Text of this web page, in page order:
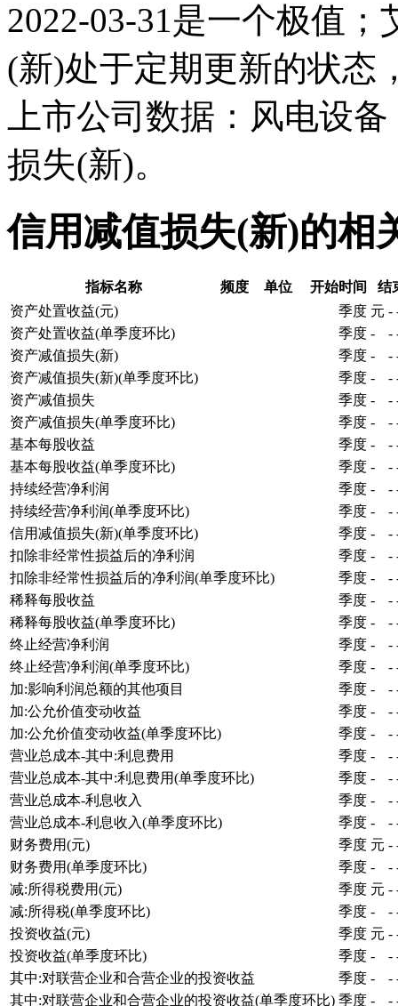
2022-03-31是一个极值
(新)处于定期更新的状态
上市公司数据：风电设
损失(新)。
信用减值损失(新)的相
指标名称 频度 单位 开始时间
结
资产处置收益(元)
季度 元 -
资产处置收益(单季度环比)
季度 - -
资产减值损失(新)
季度 - -
资产减值损失(新)(单季度环比)
季度 - -
资产减值损失
季度 - -
资产减值损失(单季度环比)
季度 - -
基本每股收益
季度 - -
基本每股收益(单季度环比)
季度 - -
持续经营净利润
季度 - -
持续经营净利润(单季度环比)
季度 - -
信用减值损失(新)(单季度环比)
季度 - -
扣除非经常性损益后的净利润
季度 - -
扣除非经常性损益后的净利润(单季度环比)
季度 - -
稀释每股收益
季度 - -
稀释每股收益(单季度环比)
季度 - -
终止经营净利润
季度 - -
终止经营净利润(单季度环比)
季度 - -
加:影响利润总额的其他项目
季度 - -
加:公允价值变动收益
季度 - -
加:公允价值变动收益(单季度环比)
季度 - -
营业总成本-其中:利息费用
季度 - -
营业总成本-其中:利息费用(单季度环比)
季度 - -
营业总成本-利息收入
季度 - -
营业总成本-利息收入(单季度环比)
季度 - -
财务费用(元)
季度 元 -
财务费用(单季度环比)
季度 - -
减:所得税费用(元)
季度 元 -
减:所得税(单季度环比)
季度 - -
投资收益(元)
季度 元 -
投资收益(单季度环比)
季度 - -
其中:对联营企业和合营企业的投资收益
季度 - -
其中:对联营企业和合营企业的投资收益(单季度环比) 季度 - -